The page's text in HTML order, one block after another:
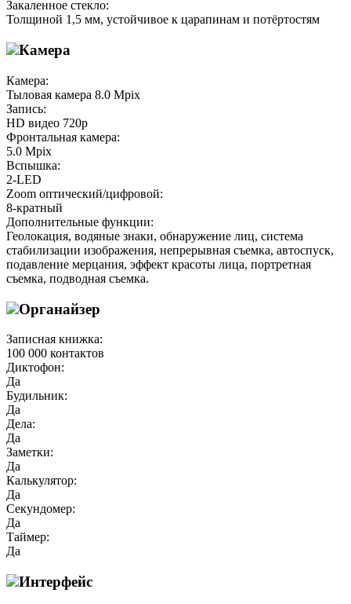
Закаленное стекло:
Толщиной 1,5 мм, устойчивое к царапинам и потёртостям
Камера
Камера:
Тыловая камера 8.0 Mpix
Запись:
HD видео 720p
Фронтальная камера:
5.0 Mpix
Вспышка:
2-LED
Zoom оптический/цифровой:
8-кратный
Дополнительные функции:
Геолокация, водяные знаки, обнаружение лиц, система
стабилизации изображения, непрерывная съемка, автоспуск,
подавление мерцания, эффект красоты лица, портретная
съемка, подводная съемка.
Органайзер
Записная книжка:
100 000 контактов
Диктофон:
Да
Будильник:
Да
Дела:
Да
Заметки:
Да
Калькулятор:
Да
Секундомер:
Да
Таймер:
Да
Интерфейс